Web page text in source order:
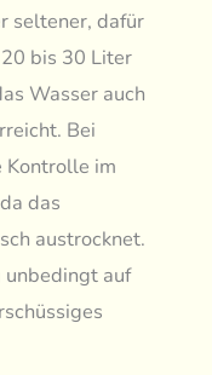
seltener, dafür
bis 30 Liter
Wasser auch
Bei
Kontrolle im
das
austrocknet.
unbedingt auf